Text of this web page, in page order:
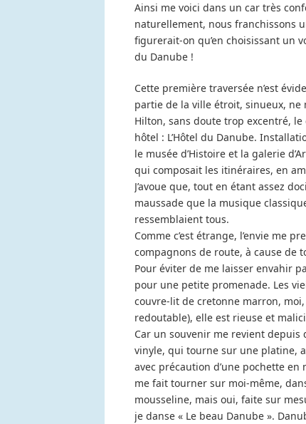
Ainsi me voici dans un car très
naturellement, nous franchissons
figurerait-on qu’en choisissant un
du Danube !
Cette première traversée n’est
partie de la ville étroit, sinueux,
Hilton, sans doute trop excentré, le
hôtel : L’Hôtel du Danube.
le musée d’Histoire et la galerie
qui composait les itinéraires, en
J’avoue que, tout en étant assez
maussade que la musique
ressemblaient tous.
Comme c’est étrange, l’envie me
compagnons de route, à cause de
Pour éviter de me laisser envahir
pour une petite promenade. Les
couvre-lit de cretonne marron, moi,
redoutable), elle est rieuse et
Car un souvenir me revient depuis
vinyle, qui tourne sur une platine,
avec précaution d’une pochette
me fait tourner sur moi-même,
mousseline, mais oui, faite sur
je danse « Le beau Danube ».